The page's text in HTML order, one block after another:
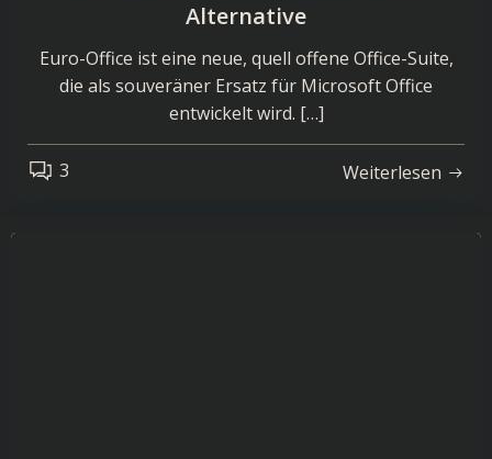
Alternative
Euro-Office ist eine neue, quell offene Office-Suite,
die als souveräner Ersatz für Microsoft Office
entwickelt wird. […]
3 Weiterlesen